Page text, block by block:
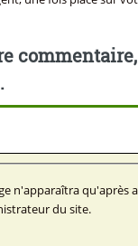
n'apparaîtra qu'après
du site.